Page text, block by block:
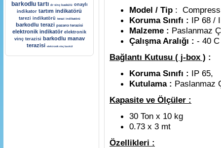
barkodlu tartı dr vinç baskülü onaylı
indikator tartım indikatörü
tarezi indikatörü terazi indikatörü
barkodlu terazi pazarcı terazisi
elektronik indikatör elektronik
vinç terazisi barkodlu manav
terazisi elektronik vinç baskül
Model / Tip :
Koruma Sınıfı : IP 68 /
Malzeme : Paslanmaz
Çalışma Aralığı : - 40
Bağlantı Kutusu ( j-box ) :
Koruma Sınıfı : IP 65,
Kutulama : Paslanmaz
Kapasite ve Ölçüler :
30 Ton x 10 kg
0.73 x 3 mt
Özellikleri :